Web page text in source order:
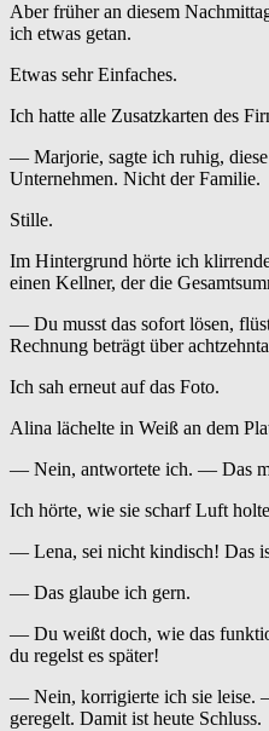
Aber früher an diesem
ich etwas getan.
Etwas sehr Einfaches.
Ich hatte alle Zusatzkarten des
— Marjorie, sagte ich ruhig,
Unternehmen. Nicht der Familie.
Stille.
Im Hintergrund hörte ich
einen Kellner, der die
— Du musst das sofort lösen,
Rechnung beträgt über
Ich sah erneut auf das Foto.
Alina lächelte in Weiß an dem
— Nein, antwortete ich. — Das
Ich hörte, wie sie scharf Luft
— Lena, sei nicht kindisch! Das
— Das glaube ich gern.
— Du weißt doch, wie das
du regelst es später!
— Nein, korrigierte ich sie leise.
geregelt. Damit ist heute Schluss.